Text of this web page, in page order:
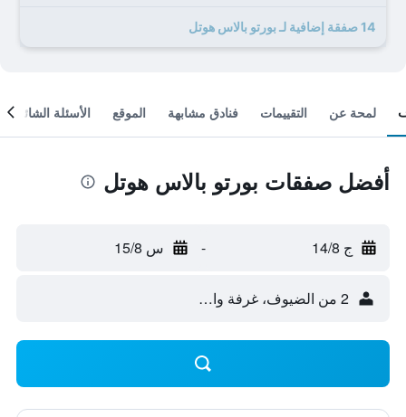
14 صفقة إضافية لـ بورتو بالاس هوتل
لمحة عن التقييمات فنادق مشابهة الموقع الأسئلة الشائعة
أفضل صفقات بورتو بالاس هوتل
ج 14/8 - س 15/8
2 من الضيوف، غرفة واحدة